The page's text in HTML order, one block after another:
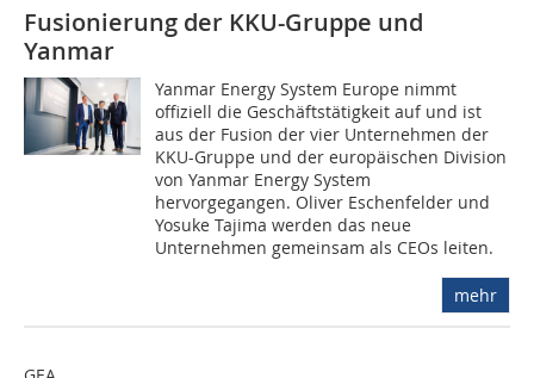
Fusionierung der KKU-Gruppe und
Yanmar
Yanmar Energy System Europe nimmt
offiziell die Geschäftstätigkeit auf und ist
aus der Fusion der vier Unternehmen der
KKU-Gruppe und der europäischen Division
von Yanmar Energy System
hervorgegangen. Oliver Eschenfelder und
Yosuke Tajima werden das neue
Unternehmen gemeinsam als CEOs leiten.
mehr